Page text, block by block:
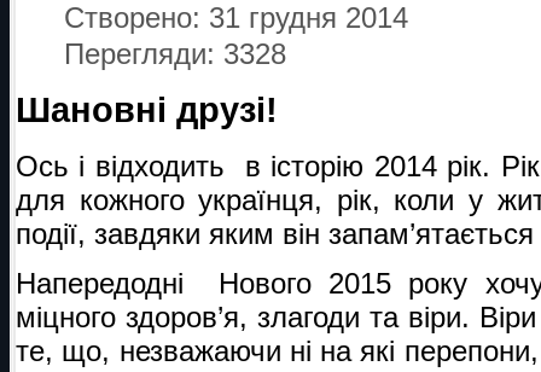
Створено: 31 грудня 2014
Перегляди: 3328
Шановні друзі!
Ось і відходить в історію 2014 рік.
для кожного українця, рік, коли у
події, завдяки яким він
Напередодні Нового 2015 року
міцного здоров’я, злагоди та віри.
те, що, незважаючи ні на які